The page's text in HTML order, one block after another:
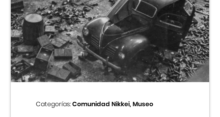
Categorías:Comunidad Nikkei, Museo